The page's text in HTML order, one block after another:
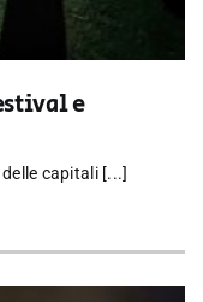
e
capitali [...]